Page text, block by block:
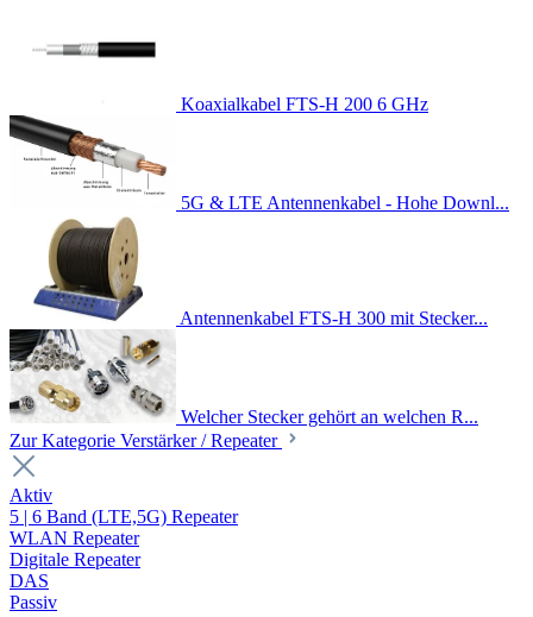
Koaxialkabel FTS-H 200 6 GHz
5G & LTE Antennenkabel - Hohe Downl...
Antennenkabel FTS-H 300 mit Stecker...
Welcher Stecker gehört an welchen R...
Zur Kategorie Verstärker / Repeater
Aktiv
5 | 6 Band (LTE,5G) Repeater
WLAN Repeater
Digitale Repeater
DAS
Passiv